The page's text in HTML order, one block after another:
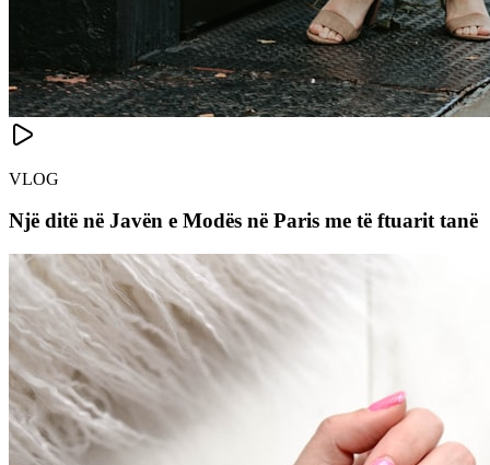
VLOG
Një ditë në Javën e Modës në Paris me të ftuarit tanë